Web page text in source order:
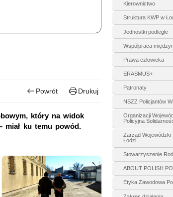
Powrót Drukuj
który na widok
miał ku temu powód.
Kierownictwo
Struktura KWP w
Jednostki podległe
Współpraca
Prawa człowieka
ERASMUS+
Patronaty
NSZZ Policjantów
Organizacji
Policyjna
Zarząd Wojewódzki
Łodzi
Stowarzyszenie
ABOUT POLISH
Etyka Zawodowa